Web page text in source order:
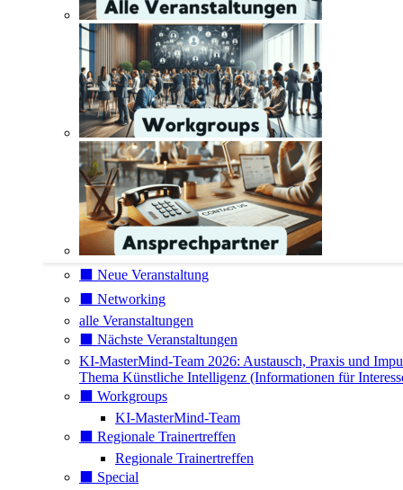
⬛️ Neue Veranstaltung
⬛️ Networking
alle Veranstaltungen
⬛️ Nächste Veranstaltungen
KI-MasterMind-Team 2026: Austausch, Praxis und
Thema Künstliche Intelligenz (Informationen für
⬛️ Workgroups
KI-MasterMind-Team
⬛️ Regionale Trainertreffen
Regionale Trainertreffen
⬛️ Special